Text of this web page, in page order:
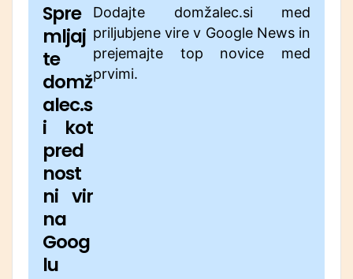
Spre
mljaj
te
domž
alec.s
i kot
pred
nost
ni vir
na
Goog
lu
Dodajte domžalec.si med
priljubjene vire v Google News in
prejemajte top novice med
prvimi.